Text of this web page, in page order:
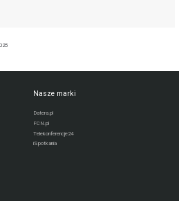
Nasze marki
Datera.pl
FCN.pl
Telekonferencje24
iSpotkania